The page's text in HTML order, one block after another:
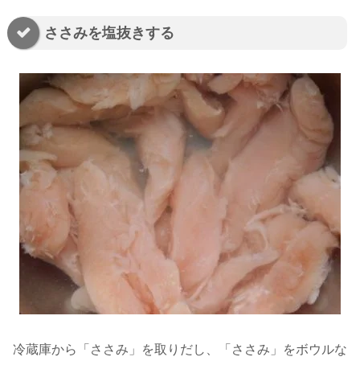
ささみを塩抜きする
冷蔵庫から「ささみ」を取りだし、「ささみ」をボウルな